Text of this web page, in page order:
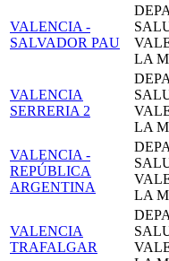
VALENCIA -
SALVADOR PAU
LA
VALENCIA
SERRERIA 2
LA
VALENCIA -
REPÚBLICA
ARGENTINA
LA
VALENCIA
TRAFALGAR